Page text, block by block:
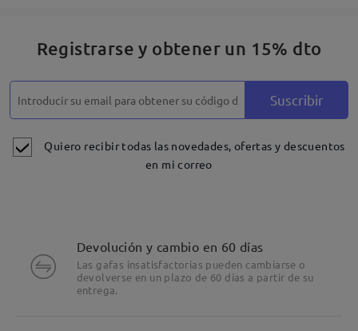
Registrarse y obtener un 15% dto
Suscribir
Quiero recibir todas las novedades, ofertas y descuentos
en mi correo
Devolución y cambio en 60 días
Las gafas insatisfactorias pueden cambiarse o
devolverse en un plazo de 60 días a partir de su
entrega.